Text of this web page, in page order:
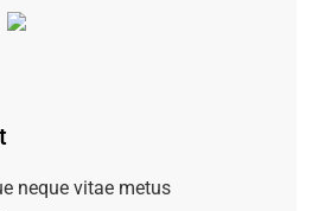
neque vitae metus